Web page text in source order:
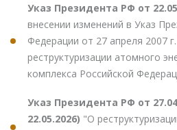
Указ Президента РФ от
внесении изменений в Указ
Федерации от 27 апреля 2007
реструктуризации атомного
комплекса Российской
Указ Президента РФ от
22.05.2026) "О